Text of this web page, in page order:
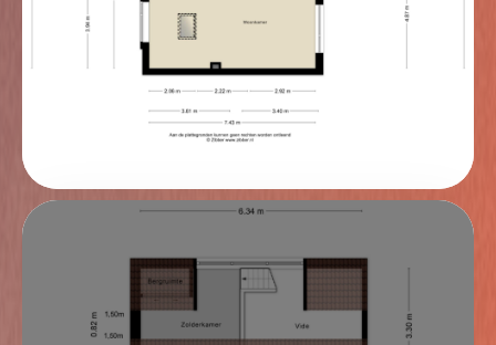
tussen groen, privacy en gebruiksgemak. Aan de
voorzijde is er parkeergelegenheid onder de
overkapping (gedeeltelijk) of in de schuur. Verder op
het terrein zijn diverse terrassen aangelegd, waardoor
je op elk moment van de dag een fijne plek in de zon
of juist in de schaduw kunt opzoeken. De tuin biedt
Voor de kinderen is er voldoende speelgelegenheid
de volwassen beplanting is het perceel bovendien
mooi beschut, wat zorgt voor een aangename en
intieme sfeer. De houten schuur van circa 37 m² biedt
volop mogelijkheden. Deze is ideaal te gebruiken als